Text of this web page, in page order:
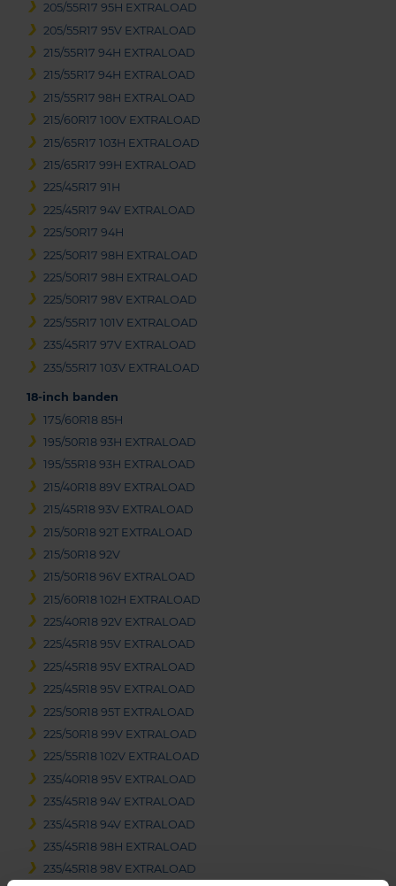
205/55R17 95H EXTRALOAD
205/55R17 95V EXTRALOAD
215/55R17 94H EXTRALOAD
215/55R17 94H EXTRALOAD
215/55R17 98H EXTRALOAD
215/60R17 100V EXTRALOAD
215/65R17 103H EXTRALOAD
215/65R17 99H EXTRALOAD
225/45R17 91H
225/45R17 94V EXTRALOAD
225/50R17 94H
225/50R17 98H EXTRALOAD
225/50R17 98H EXTRALOAD
225/50R17 98V EXTRALOAD
225/55R17 101V EXTRALOAD
235/45R17 97V EXTRALOAD
235/55R17 103V EXTRALOAD
18-inch banden
175/60R18 85H
195/50R18 93H EXTRALOAD
195/55R18 93H EXTRALOAD
215/40R18 89V EXTRALOAD
215/45R18 93V EXTRALOAD
215/50R18 92T EXTRALOAD
215/50R18 92V
215/50R18 96V EXTRALOAD
215/60R18 102H EXTRALOAD
225/40R18 92V EXTRALOAD
225/45R18 95V EXTRALOAD
225/45R18 95V EXTRALOAD
225/45R18 95V EXTRALOAD
225/50R18 95T EXTRALOAD
225/50R18 99V EXTRALOAD
225/55R18 102V EXTRALOAD
235/40R18 95V EXTRALOAD
235/45R18 94V EXTRALOAD
235/45R18 94V EXTRALOAD
235/45R18 98H EXTRALOAD
235/45R18 98V EXTRALOAD